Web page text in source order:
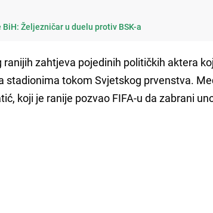
Željezničar u duelu protiv BSK-a
zahtjeva pojedinih političkih aktera
stadionima tokom Svjetskog prvenstva.
koji je ranije pozvao FIFA-u da zabrani